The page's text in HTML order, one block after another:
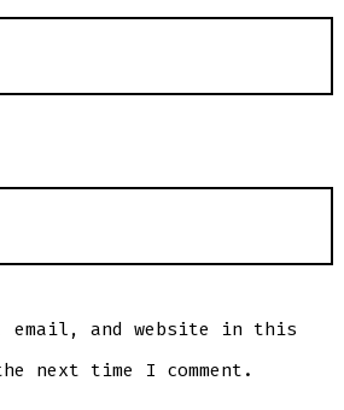
email, and website in this
next time I comment.